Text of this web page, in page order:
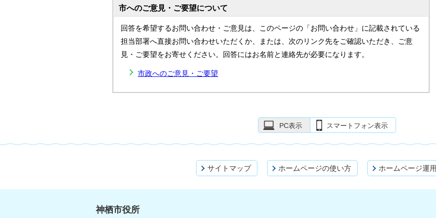
市へのご意見・ご要望について
回答を希望するお問い合わせ・ご意見は、このページの「お問い合わせ」に記載されている
担当部署へ直接お問い合わせいただくか、または、次のリンク先をご確認いただき、ご意
見・ご要望をお寄せください。回答にはお名前と連絡先が必要になります。
市政へのご意見・ご要望
PC表示 スマートフォン表示
サイトマップ ホームページの使い方 ホームページ運
神栖市役所